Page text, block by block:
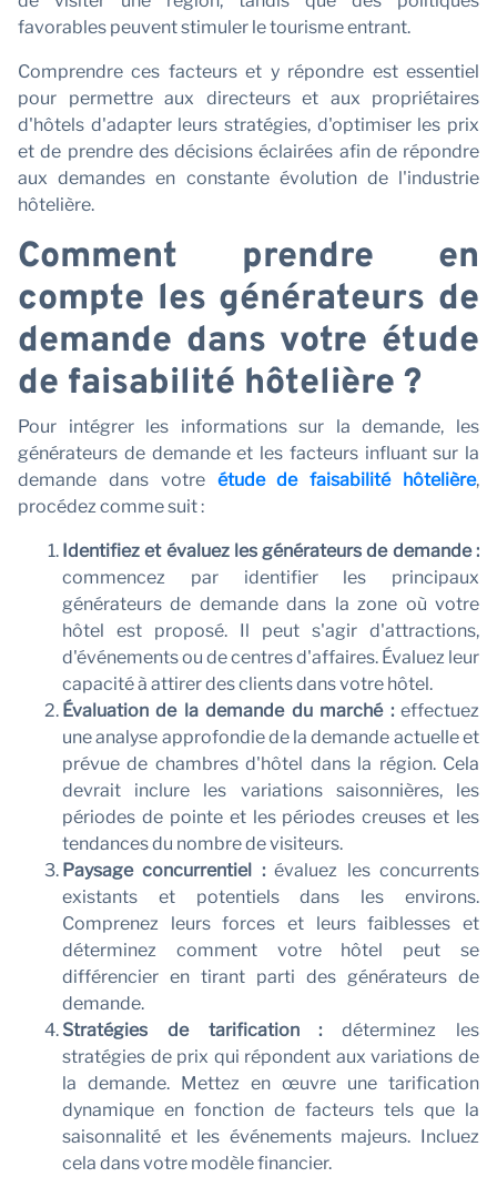
favorables peuvent stimuler le tourisme entrant.
Comprendre ces facteurs et y répondre est essentiel
pour permettre aux directeurs et aux propriétaires
d'hôtels d'adapter leurs stratégies, d'optimiser les prix
et de prendre des décisions éclairées afin de répondre
aux demandes en constante évolution de l'industrie
hôtelière.
Comment prendre en
compte les générateurs de
demande dans votre étude
de faisabilité hôtelière ?
Pour intégrer les informations sur la demande, les
générateurs de demande et les facteurs influant sur la
demande dans votre étude de faisabilité hôtelière,
procédez comme suit :
Identifiez et évaluez les générateurs de demande :
commencez par identifier les principaux
générateurs de demande dans la zone où votre
hôtel est proposé. Il peut s'agir d'attractions,
d'événements ou de centres d'affaires. Évaluez leur
capacité à attirer des clients dans votre hôtel.
Évaluation de la demande du marché :effectuez
une analyse approfondie de la demande actuelle et
prévue de chambres d'hôtel dans la région. Cela
devrait inclure les variations saisonnières, les
périodes de pointe et les périodes creuses et les
tendances du nombre de visiteurs.
Paysage concurrentiel :évaluez les concurrents
existants et potentiels dans les environs.
Comprenez leurs forces et leurs faiblesses et
déterminez comment votre hôtel peut se
différencier en tirant parti des générateurs de
demande.
Stratégies de tarification :déterminez les
stratégies de prix qui répondent aux variations de
la demande. Mettez en œuvre une tarification
dynamique en fonction de facteurs tels que la
saisonnalité et les événements majeurs. Incluez
cela dans votre modèle financier.